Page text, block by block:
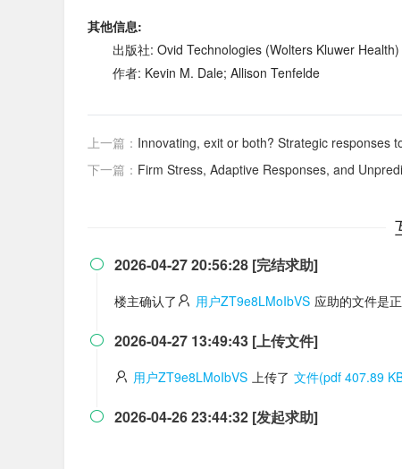
其他信息:
出版社: Ovid Technologies (Wolters Kluwer Health)
作者: Kevin M. Dale; Allison Tenfelde
上一篇： Innovating, exit or both? Strategic responses to
下一篇： Firm Stress, Adaptive Responses, and Unpredictable, Resource-
 2026-04-27 20:56:28 [完结求助]
楼主确认了 用户ZT9e8LMoIbVS 应助的文件是
 2026-04-27 13:49:43 [上传文件]
用户ZT9e8LMoIbVS 上传了 文件(pdf 407.89
 2026-04-26 23:44:32 [发起求助]